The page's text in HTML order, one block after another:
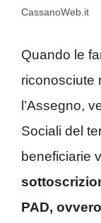
CassanoWeb.it
Quando le
riconosciute
l’Assegno,
Sociali del
beneficiarie
PAD,